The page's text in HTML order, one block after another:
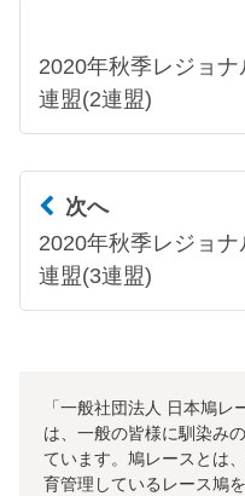
2020年秋季レジョ
連盟(2連盟)
次へ
2020年秋季レジョ
連盟(3連盟)
「一般社団法人 日本鳩
は、一般の皆様に馴染み
ています。鳩レースとは
育管理しているレース鳩